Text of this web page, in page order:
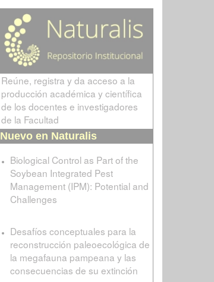
Reúne, registra y da acceso a la
producción académica y científica
de los docentes e investigadores
de la Facultad
Nuevo en Naturalis
Biological Control as Part of the
Soybean Integrated Pest
Management (IPM): Potential and
Challenges
Desafíos conceptuales para la
reconstrucción paleoecológica de
la megafauna pampeana y las
consecuencias de su extinción